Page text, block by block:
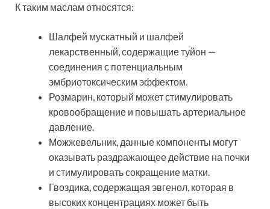
К таким маслам относятся:
Шалфей мускатный и шалфей
лекарственный, содержащие туйон —
соединения с потенциальным
эмбриотоксическим эффектом.
Розмарин, который может стимулировать
кровообращение и повышать артериальное
давление.
Можжевельник, данные компоненты могут
оказывать раздражающее действие на почки
и стимулировать сокращение матки.
Гвоздика, содержащая эвгенол, которая в
высоких концентрациях может быть